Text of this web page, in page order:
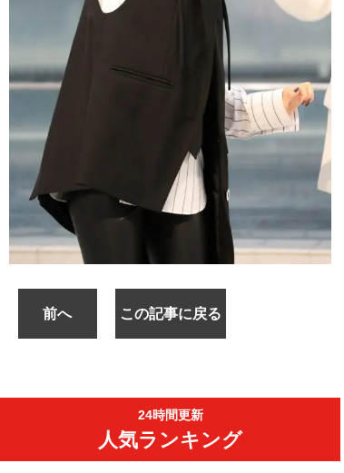
前へ この記事に戻る
24時間更新
人気ランキング